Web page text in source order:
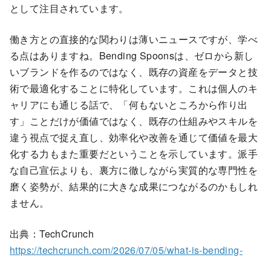
として注目されています。
働き方との直接的な関わりは薄いニュースですが、学べ
る点はありますね。Bending Spoonsは、ゼロから新し
いブランドを作るのではなく、既存の資産をデータと技
術で最適化することに特化しています。これは個人のキ
ャリアにも通じる話で、「何もないところから作り出
す」ことだけが価値ではなく、既存の仕組みやスキルを
違う視点で捉え直し、効率化や改善を通じて価値を最大
化する力もまた重要だということを示しています。派手
な自己宣伝よりも、裏方に徹しながら実質的な専門性を
磨く姿勢が、結果的に大きな成果につながるのかもしれ
ません。
出典：TechCrunch
https://techcrunch.com/2026/07/05/what-is-bending-